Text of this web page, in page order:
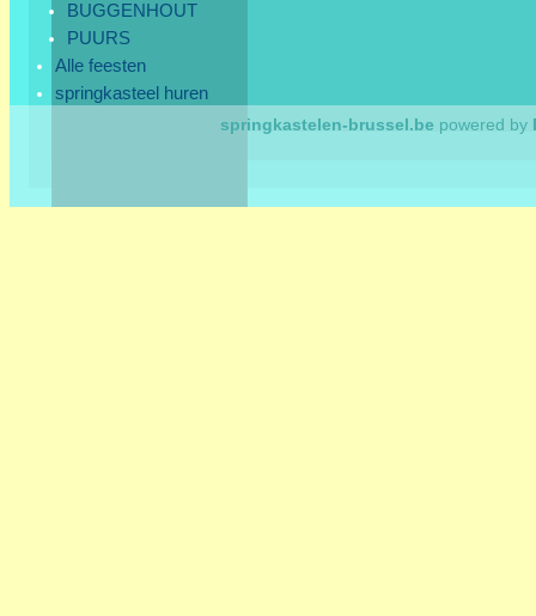
BUGGENHOUT
PUURS
Alle feesten
springkasteel huren
springkastelen-brussel.be powered by